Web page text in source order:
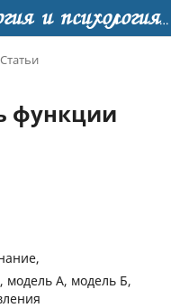
Соционика, ментология и психология личности
Статьи
функции
модель А, модель Б,